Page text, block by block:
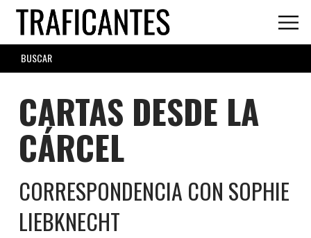
Skip
main
content
SEARCH
FORM
CARTAS DESDE LA
CÁRCEL
CORRESPONDENCIA CON SOPHIE
LIEBKNECHT